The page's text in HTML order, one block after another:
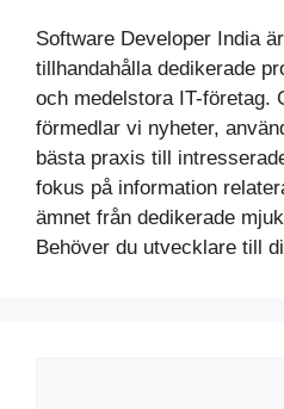
Software Developer India
tillhandahålla dedikerade
och medelstora IT-företag.
förmedlar vi nyheter,
bästa praxis till
fokus på information
ämnet från dedikerade
Behöver du utvecklare till